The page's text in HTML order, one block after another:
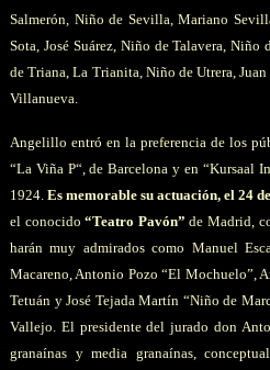
Salmerón, Niño de Sevilla, Mariano
Sota, José Suárez, Niño de Talavera,
de Triana, La Trianita, Niño de Utrera,
Villanueva.
Angelillo entró en la preferencia de los
“La Viña P“, de Barcelona y en “Kursaal
1924. Es memorable su actuación, el 24
el conocido“Teatro Pavón”de Madrid,
harán muy admirados como Manuel
Macareno, Antonio Pozo “El Mochuelo”,
Tetuán y José Tejada Martín “Niño de
Vallejo. El presidente del jurado don
granaínas y media granaínas,